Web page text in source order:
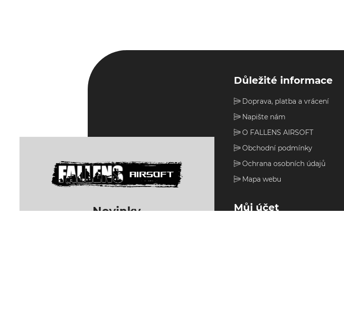
Novinky
Důležité informace
Doprava, platba a vrácení
Napište nám
O FALLENS AIRSOFT
Obchodní podmínky
Ochrana osobních údajů
Mapa webu
Můj účet